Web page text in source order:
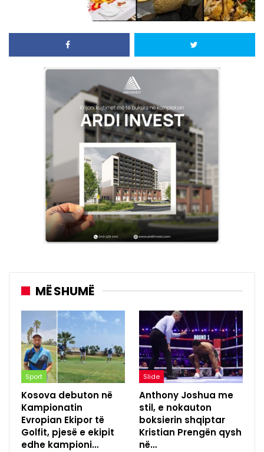
MË SHUMË
Sport
Kosova debuton në
Kampionatin
Evropian Ekipor të
Golfit, pjesë e ekipit
edhe kampioni…
Slide
Anthony Joshua me
stil, e nokauton
boksierin shqiptar
Kristian Prengën qysh
në…